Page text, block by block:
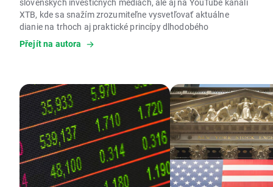
XTB, kde sa snažím zrozumiteľne vysvetľovať aktuálne
dianie na trhoch aj praktické princípy dlhodobého
investovania.
osveta v investičných témach a popularizácia ETF ako
nástroja, ktorý vie ľuďom pomôcť budovať majetok
systematicky a s rozumným rizikom. Verím, že investovanie
by nemalo byť niečím výnimočným, ale skôr bežnou
súčasťou života väčšiny ľudí.
Jedna z myšlienok, ku ktorej sa často vraciam, je citát Petera
Lyncha: „Oveľa viac peňazí investori stratili čakaním na
korekcie mimo trhu, ako ich stratili v samotných korekciách.“
Přejít na autora